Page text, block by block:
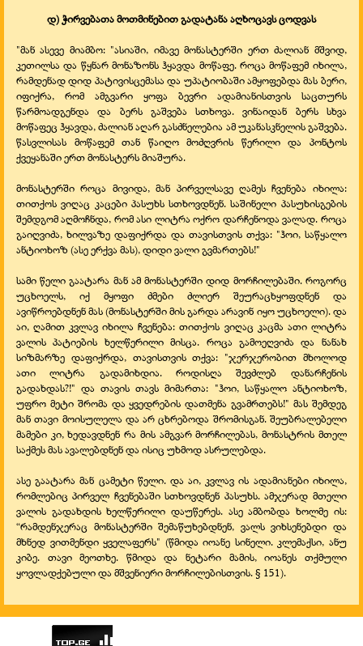
დ) ჭირვებათა მოთმინებით გადატანა აღხოცავს ცოდვას
"მან ასევე მიამბო: "ასიაში, იმავე მონასტერში ერთ ძალიან მშვიდ,
კეთილსა და წყნარ მონაზონს ჰყავდა მოწაფე. როცა მოწაფემ იხილა,
რამდენად დიდ პატივისცემასა და უპატიობაში ამყოფებდა მას ბერი,
იფიქრა, რომ ამგვარი ყოფა ბევრი ადამიანისთვის საცთურს
წარმოადგენდა და ბერს გაშვება სთხოვა. ვინაიდან ბერს სხვა
მოწაფეც ჰყავდა, ძალიან აღარ გასძნელებია ამ უკანასკნელის გაშვება.
წასვლისას მოწაფემ თან წაიღო მოძღვრის წერილი და პონტოს
ქვეყანაში ერთ მონასტერს მიაშურა.
მონასტერში როცა მივიდა, მან პირველსავე ღამეს ჩვენება იხილა:
თითქოს ვიღაც კაცები პასუხს სთხოვდნენ. საშინელი პასუხისგების
შემდგომ აღმოჩნდა, რომ ასი ლიტრა ოქრო დარჩენოდა ვალად. როცა
გაიღვიძა, ხილვაზე დაფიქრდა და თავისთვის თქვა: "ჰოი, საწყალო
ანტიოხოზ (ასე ერქვა მას), დიდი ვალი გვმართებს!"
სამი წელი გაატარა მან ამ მონასტერში დიდ მორჩილებაში. როგორც
უცხოელს, იქ მყოფი ძმები ძლიერ შეურაცხყოფდნენ და
ავიწროებდნენ მას (მონასტერში მის გარდა არავინ იყო უცხოელი). და
აი, ღამით კვლავ იხილა ჩვენება: თითქოს ვიღაც კაცმა ათი ლიტრა
ვალის პატიების ხელწერილი მისცა. როცა გამოეღვიძა და ნანახ
სიზმარზე დაფიქრდა, თავისთვის თქვა: "ჯერჯერობით მხოლოდ
ათი ლიტრა გადამიხდია. როდისღა შევძლებ დანარჩენის
გადახდას?!" და თავის თავს მიმართა: "ჰოი, საწყალო ანტიოხოზ,
უფრო მეტი შრომა და ყვედრების დათმენა გვამრთებს!" მას შემდეგ
მან თავი მოისულელა და არ ცხრებოდა შრომისგან. შეუბრალებელი
მამები კი, ხედავდნენ რა მის ამგვარ მორჩილებას, მონასტრის მთელ
საქმეს მას ავალებდნენ და ისიც უხმოდ ასრულებდა.
ასე გაატარა მან ცამეტი წელი. და აი, კვლავ ის ადამიანები იხილა,
რომლებიც პირველ ჩვენებაში სთხოვდნენ პასუხს. ამჯერად მთელი
ვალის გადახდის ხელწერილი დაუწერეს. ასე ამბობდა ხოლმე ის:
“რამდენჯერაც მონასტერში შემაწუხებდნენ, ვალს ვიხსენებდი და
მხნედ ვითმენდი ყველაფერს" (წმიდა იოანე სინელი. კლემაქსი, ანუ
კიბე. თავი მეოთხე. წმიდა და ნეტარი მამის, იოანეს თქმული
ყოვლადქებული და მშვენიერი მორჩილებისთვის. § 151).